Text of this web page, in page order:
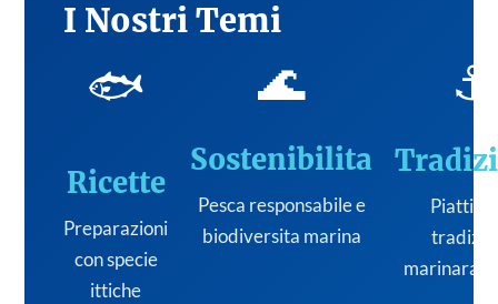
I Nostri Temi
🐟
Ricette
Preparazioni
con specie
ittiche
🌊
Sostenibilita
Pesca responsabile e
biodiversita marina
⚓
Piatti
marinara